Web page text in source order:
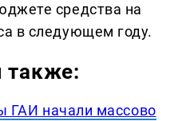
средства на
в следующем году.
также:
ГАИ начали массово